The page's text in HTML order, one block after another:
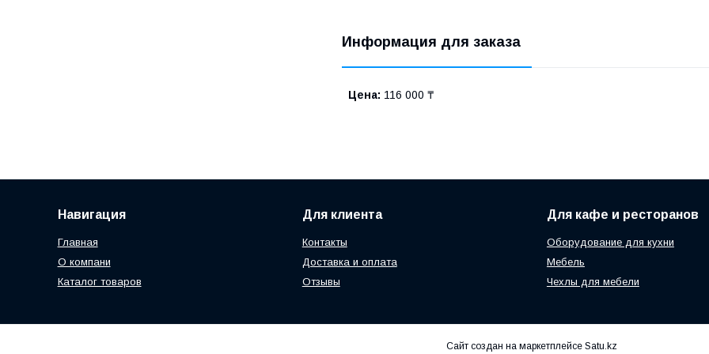
Информация для заказа
Цена: 116 000 ₸
Навигация
Главная
О компани
Каталог товаров
Для клиента
Контакты
Доставка и оплата
Отзывы
Для кафе и ресторанов
Оборудование для кухни
Мебель
Чехлы для мебели
Сайт создан на маркетплейсе Satu.kz